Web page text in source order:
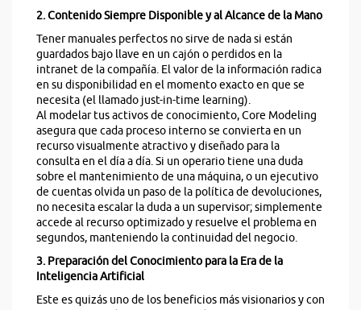
2. Contenido Siempre Disponible y al Alcance de la Mano
Tener manuales perfectos no sirve de nada si están
guardados bajo llave en un cajón o perdidos en la
intranet de la compañía. El valor de la información radica
en su disponibilidad en el momento exacto en que se
necesita (el llamado just-in-time learning).
Al modelar tus activos de conocimiento, Core Modeling
asegura que cada proceso interno se convierta en un
recurso visualmente atractivo y diseñado para la
consulta en el día a día. Si un operario tiene una duda
sobre el mantenimiento de una máquina, o un ejecutivo
de cuentas olvida un paso de la política de devoluciones,
no necesita escalar la duda a un supervisor; simplemente
accede al recurso optimizado y resuelve el problema en
segundos, manteniendo la continuidad del negocio.
3. Preparación del Conocimiento para la Era de la
Inteligencia Artificial
Este es quizás uno de los beneficios más visionarios y con